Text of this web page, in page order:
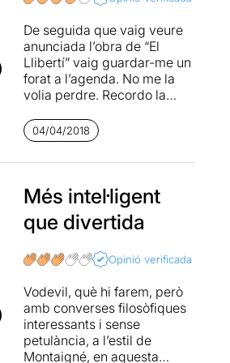
De seguida que vaig veure
anunciada l’obra de “El
Llibertí” vaig guardar-me un
forat a l’agenda. No me la
volia perdre. Recordo la
veure, de fet encara guardo
les entrades i el programa.
D’això fa deu anys!!! El
s’ha utilitzat la mateixa
escenografia i vestuari , fins
hi tot la fotografia del
la de 2007. El mateix
Joan LLuís Bozzo
però amb un repartiment
diferent. Els personatges
principals, Madame
Therbouche i Denis Diderot,
que eren interpretats per la
04/04/2018
Més intel·ligent
que divertida
Opinió verificada
Vodevil, què hi farem, però
amb converses filosòfiques
interessants i sense
petulància, a l’estil de
Montaigné, en aquesta